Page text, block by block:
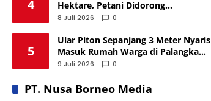
4
Hektare, Petani Didorong
Tingkatkan Produktivitas
8 Juli 2026 0
5
Ular Piton Sepanjang 3 Meter Nyaris
Masuk Rumah Warga di Palangka
Raya, Berhasil Dievakuasi
9 Juli 2026 0
PT. Nusa Borneo Media